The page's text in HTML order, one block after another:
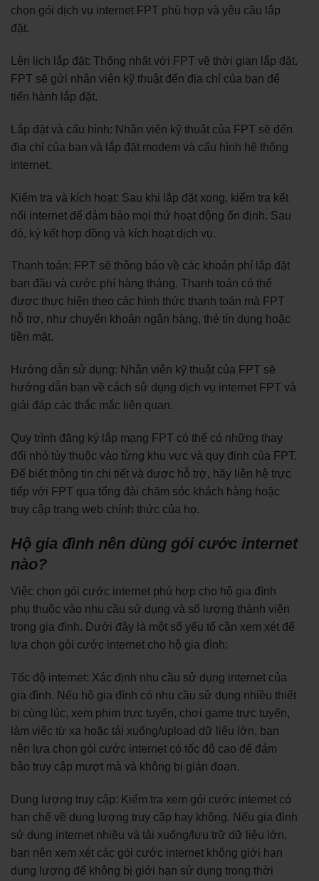
chọn gói dịch vụ internet FPT phù hợp và yêu cầu lắp
đặt.
Lên lịch lắp đặt: Thống nhất với FPT về thời gian lắp đặt.
FPT sẽ gửi nhân viên kỹ thuật đến địa chỉ của bạn để
tiến hành lắp đặt.
Lắp đặt và cấu hình: Nhân viên kỹ thuật của FPT sẽ đến
địa chỉ của bạn và lắp đặt modem và cấu hình hệ thống
internet.
Kiểm tra và kích hoạt: Sau khi lắp đặt xong, kiểm tra kết
nối internet để đảm bảo mọi thứ hoạt động ổn định. Sau
đó, ký kết hợp đồng và kích hoạt dịch vụ.
Thanh toán: FPT sẽ thông báo về các khoản phí lắp đặt
ban đầu và cước phí hàng tháng. Thanh toán có thể
được thực hiện theo các hình thức thanh toán mà FPT
hỗ trợ, như chuyển khoản ngân hàng, thẻ tín dụng hoặc
tiền mặt.
Hướng dẫn sử dụng: Nhân viên kỹ thuật của FPT sẽ
hướng dẫn bạn về cách sử dụng dịch vụ internet FPT và
giải đáp các thắc mắc liên quan.
Quy trình đăng ký lắp mạng FPT có thể có những thay
đổi nhỏ tùy thuộc vào từng khu vực và quy định của FPT.
Để biết thông tin chi tiết và được hỗ trợ, hãy liên hệ trực
tiếp với FPT qua tổng đài chăm sóc khách hàng hoặc
truy cập trang web chính thức của họ.
Hộ gia đình nên dùng gói cước internet
nào?
Việc chọn gói cước internet phù hợp cho hộ gia đình
phụ thuộc vào nhu cầu sử dụng và số lượng thành viên
trong gia đình. Dưới đây là một số yếu tố cần xem xét để
lựa chọn gói cước internet cho hộ gia đình:
Tốc độ internet: Xác định nhu cầu sử dụng internet của
gia đình. Nếu hộ gia đình có nhu cầu sử dụng nhiều thiết
bị cùng lúc, xem phim trực tuyến, chơi game trực tuyến,
làm việc từ xa hoặc tải xuống/upload dữ liệu lớn, bạn
nên lựa chọn gói cước internet có tốc độ cao để đảm
bảo truy cập mượt mà và không bị gián đoạn.
Dung lượng truy cập: Kiểm tra xem gói cước internet có
hạn chế về dung lượng truy cập hay không. Nếu gia đình
sử dụng internet nhiều và tải xuống/lưu trữ dữ liệu lớn,
bạn nên xem xét các gói cước internet không giới hạn
dung lượng để không bị giới hạn sử dụng trong thời